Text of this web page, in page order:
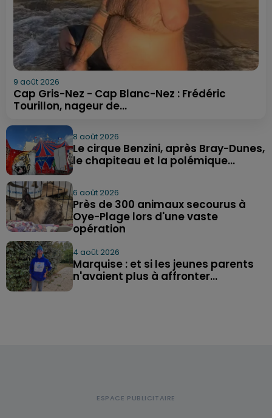
9 août 2026
Cap Gris-Nez - Cap Blanc-Nez : Frédéric
Tourillon, nageur de...
8 août 2026
Le cirque Benzini, après Bray-Dunes,
le chapiteau et la polémique...
6 août 2026
Près de 300 animaux secourus à
Oye-Plage lors d'une vaste
opération
4 août 2026
Marquise : et si les jeunes parents
n'avaient plus à affronter...